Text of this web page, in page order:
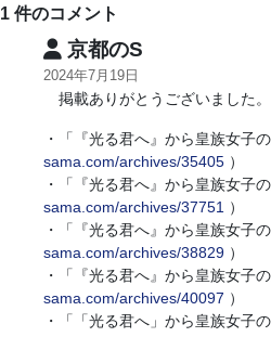
1 件のコメント
京都のS
2024年7月19日
掲載ありがとうございました
・「『光る君へ』から皇族女子
sama.com/archives/35405 ）
・「『光る君へ』から皇族女子
sama.com/archives/37751 ）
・「『光る君へ』から皇族女子
sama.com/archives/38829 ）
・「『光る君へ』から皇族女子
sama.com/archives/40097 ）
・「「光る君へ」から皇族女子